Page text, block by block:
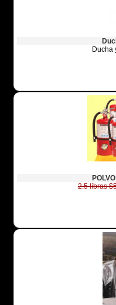
Ducha
2.5 libras